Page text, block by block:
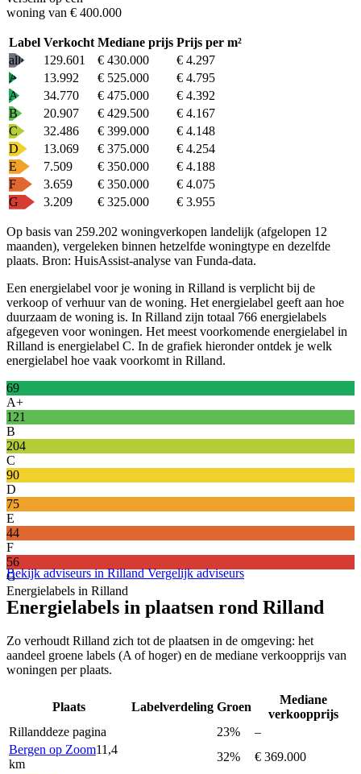
woning van € 400.000
Label Verkocht Mediane prijs Prijs per m²
alle
129.601 € 430.000
€ 4.297
A+
13.992 € 525.000
€ 4.795
A
34.770 € 475.000
€ 4.392
B
20.907 € 429.500
€ 4.167
C
32.486 € 399.000
€ 4.148
D
13.069 € 375.000
€ 4.254
E
7.509 € 350.000
€ 4.188
F
3.659 € 350.000
€ 4.075
G
3.209 € 325.000 € 3.955
Op basis van 259.202 woningverkopen landelijk (afgelopen 12
maanden), vergeleken binnen hetzelfde woningtype en dezelfde
plaats. Bron: HuisAssist-analyse van Funda-data.
Een energielabel voor je woning in Rilland is verplicht bij de
verkoop of verhuur van de woning. Het energielabel geeft aan hoe
duurzaam de woning is. In Rilland zijn totaal 766 energielabels
afgegeven voor woningen. Het meest voorkomende energielabel in
Rilland is energielabel C. In de grafiek hieronder ontdek je welk
energielabel hoe vaak voorkomt in Rilland.
69
A+
121
B
204
C
90
D
75
E
44
F
56
G
Energielabels in Rilland
Bekijk adviseurs in RillandVergelijk adviseurs
Energielabels in plaatsen rond Rilland
Zo verhoudt Rilland zich tot de plaatsen in de omgeving: het
aandeel groene labels (A of hoger) en de mediane verkoopprijs van
woningen per plaats.
Plaats Labelverdeling Groen
Mediane
verkoopprijs
Rillanddeze pagina 23%
–
Bergen op Zoom11,4
km
32%
€ 369.000